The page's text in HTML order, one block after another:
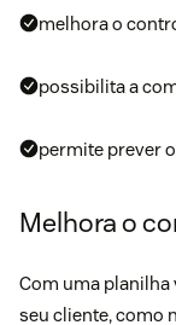
melhora o
possibilita a
permite prever
Melhora o
Com uma planilha
seu cliente, como